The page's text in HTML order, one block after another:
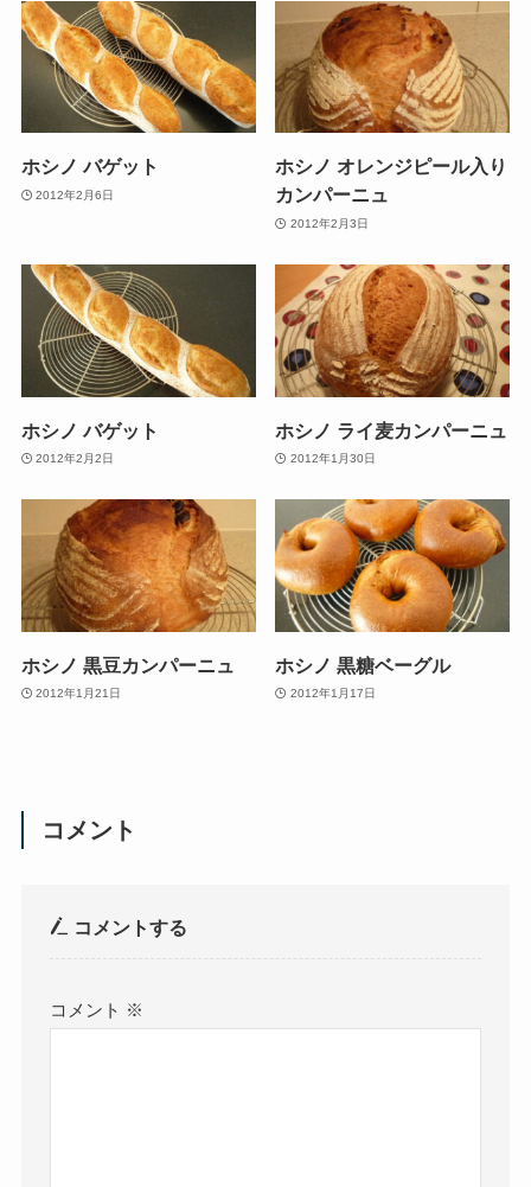
ホシノ バゲット
2012年2月6日
ホシノ オレンジピール入り
カンパーニュ
2012年2月3日
ホシノ バゲット
2012年2月2日
ホシノ ライ麦カンパーニュ
2012年1月30日
ホシノ 黒豆カンパーニュ
2012年1月21日
ホシノ 黒糖ベーグル
2012年1月17日
コメント
コメントする
コメント ※